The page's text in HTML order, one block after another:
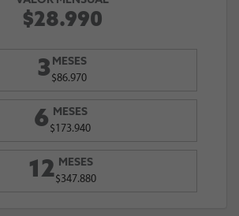
$28.990
3 MESES
$86.970
6 MESES
$173.940
12 MESES
$347.880